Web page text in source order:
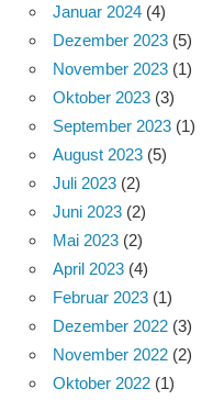
Januar 2024 (4)
Dezember 2023 (5)
November 2023 (1)
Oktober 2023 (3)
September 2023 (1)
August 2023 (5)
Juli 2023 (2)
Juni 2023 (2)
Mai 2023 (2)
April 2023 (4)
Februar 2023 (1)
Dezember 2022 (3)
November 2022 (2)
Oktober 2022 (1)